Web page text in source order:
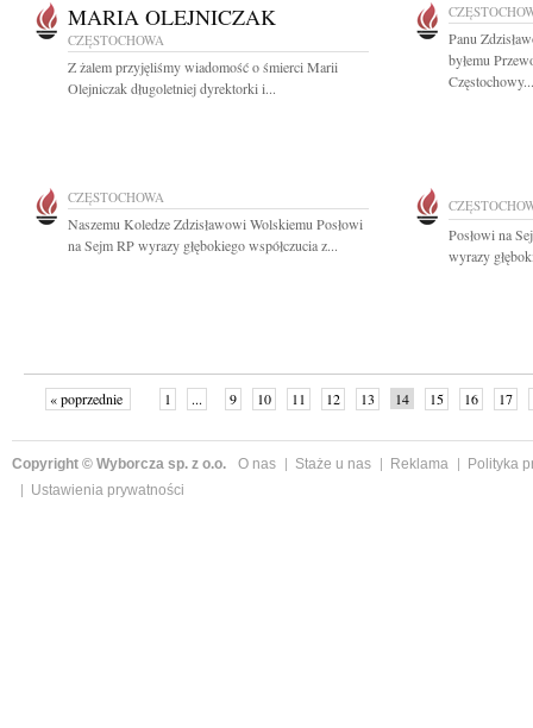
MARIA OLEJNICZAK
CZĘSTOCHOWA
Z żalem przyjęliśmy wiadomość o śmierci Marii
Olejniczak długoletniej dyrektorki i...
Panu
byłemu
Częstochowy...
CZĘSTOCHOWA
Naszemu Koledze Zdzisławowi Wolskiemu Posłowi
na Sejm RP wyrazy głębokiego współczucia z...
Posłowi na
wyrazy
« poprzednie 1 ... 9 10 11 12 13 14 15 16 17
Copyright © Wyborcza sp. z o.o. O nas Staże u nas Reklama
Polityka
Ustawienia prywatności